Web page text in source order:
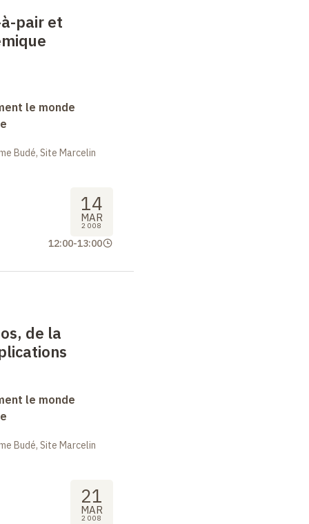
pair et
le monde
Budé, Site Marcelin
14
MAR
2008
12:00-13:00
de la
le monde
Budé, Site Marcelin
21
MAR
2008